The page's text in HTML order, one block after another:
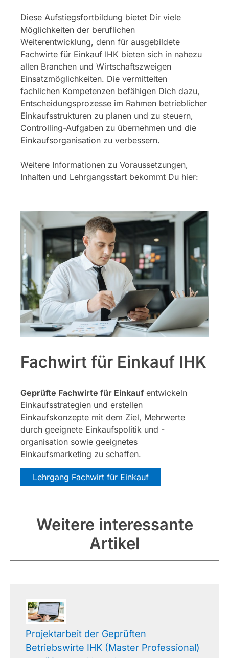
Diese Aufstiegsfortbildung bietet Dir viele
Möglichkeiten der beruflichen
Weiterentwicklung, denn für ausgebildete
Fachwirte für Einkauf IHK bieten sich in nahezu
allen Branchen und Wirtschaftszweigen
Einsatzmöglichkeiten. Die vermittelten
fachlichen Kompetenzen befähigen Dich dazu,
Entscheidungsprozesse im Rahmen betrieblicher
Einkaufsstrukturen zu planen und zu steuern,
Controlling-Aufgaben zu übernehmen und die
Einkaufsorganisation zu verbessern.
Weitere Informationen zu Voraussetzungen,
Inhalten und Lehrgangsstart bekommt Du hier:
Fachwirt für Einkauf IHK
Geprüfte Fachwirte für Einkauf entwickeln
Einkaufsstrategien und erstellen
Einkaufskonzepte mit dem Ziel, Mehrwerte
durch geeignete Einkaufspolitik und -
organisation sowie geeignetes
Einkaufsmarketing zu schaffen.
Lehrgang Fachwirt für Einkauf
Weitere interessante
Artikel
Projektarbeit der Geprüften
Betriebswirte IHK (Master Professional)